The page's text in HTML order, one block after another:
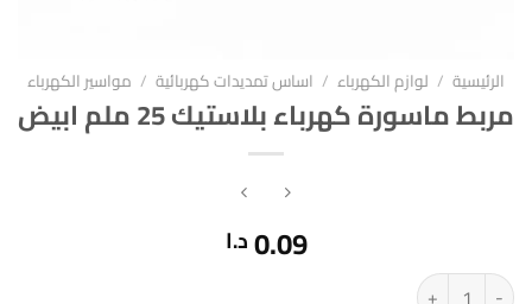
الرئيسية / لوازم الكهرباء / اساس تمديدات كهربائية / مواسير الكهرباء
مربط ماسورة كهرباء بلاستيك 25 ملم ابيض
0.09د.ا
كمية مربط ماسورة كهرباء بلاستيك 25 ملم ابيض